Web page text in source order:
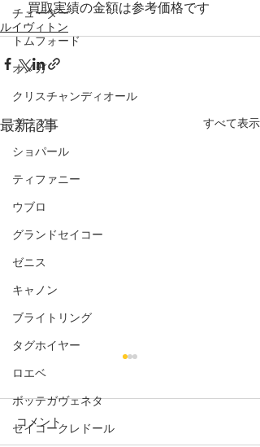
チューダー
トムフォード
オメガ
クリスチャンディオール
プラダ
ショパール
ティファニー
ウブロ
グランドセイコー
ゼニス
キャノン
ブライトリング
タグホイヤー
ロエベ
ボッテガヴェネタ
セイコークレドール
買取実績の金額は参考価格です
ルイヴィトン
最新記事 すべて表示
コメント